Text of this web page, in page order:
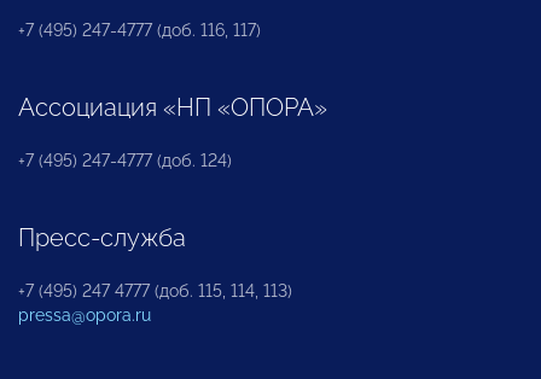
+7 (495) 247-4777 (доб. 116, 117)
Ассоциация «НП «ОПОРА»
+7 (495) 247-4777 (доб. 124)
Пресс-служба
+7 (495) 247 4777 (доб. 115, 114, 113)
pressa@opora.ru